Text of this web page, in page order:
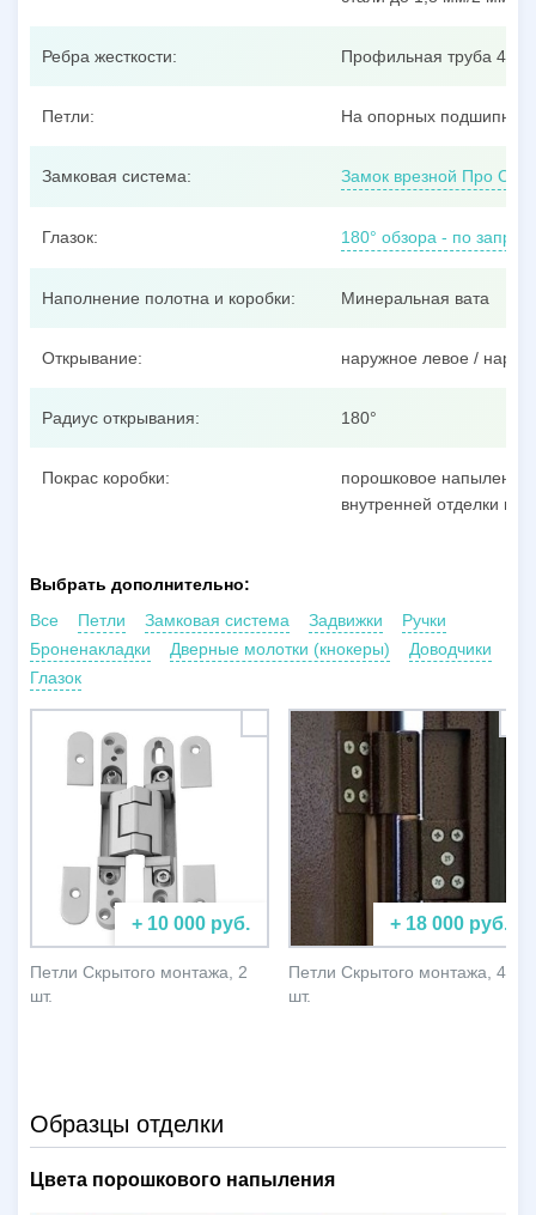
Ребра жесткости: Профильная труба
Петли: На опорных
Замковая система: Замок врезной Про Сам
Глазок: 180° обзора - по
Наполнение полотна и коробки: Минеральная вата
Открывание: наружное левое /
Радиус открывания: 180°
Покрас коробки:
порошковое напыление
внутренней отделки
Выбрать дополнительно:
Все
Петли Замковая система Задвижки
Ручки
Броненакладки
Дверные молотки (кнокеры)
Доводчики
Глазок
+ 10 000 руб.
Петли Скрытого монтажа, 2
шт.
+ 18 000 руб.
Петли Скрытого монтажа, 4
шт.
Образцы отделки
Цвета порошкового напыления